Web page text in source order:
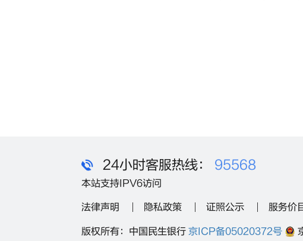
24小时客服热线： 95568
本站支持IPV6访问
法律声明 隐私政策 证照公示 服务价
版权所有：中国民生银行 京ICP备05020372号